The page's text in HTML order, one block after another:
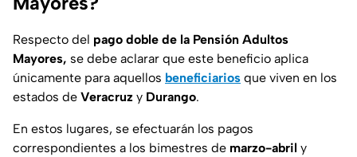
Respecto del pago doble de la Pensión Adultos
Mayores, se debe aclarar que este beneficio aplica
únicamente para aquellos beneficiarios que viven en los
estados de Veracruz y Durango.
En estos lugares, se efectuarán los pagos
correspondientes a los bimestres de marzo-abril y